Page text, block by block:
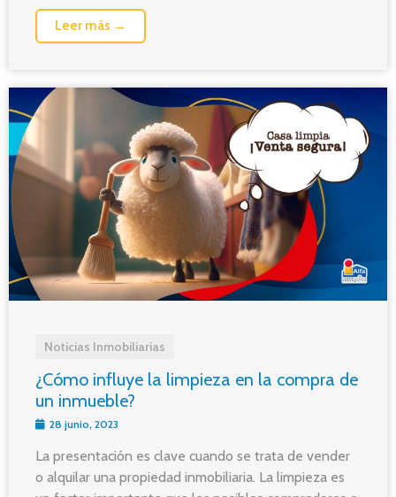
Leer más →
Noticias Inmobiliarias
¿Cómo influye la limpieza en la compra de
un inmueble?
28 junio, 2023
La presentación es clave cuando se trata de vender
o alquilar una propiedad inmobiliaria. La limpieza es